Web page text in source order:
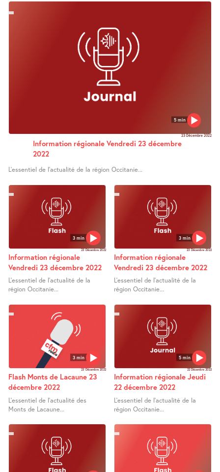
5 min
23 Décembre 2022
Information régionale Vendredi 23 décembre
2022
L’essentiel de l’actualité de la région Occitanie...
3 min
23 Décembre 2022
Information régionale
Vendredi 23 décembre 2022
L’essentiel de l’actualité de la
région Occitanie...
3 min
23 Décembre 2022
Information régionale
Vendredi 23 décembre 2022
L’essentiel de l’actualité de la
région Occitanie...
3 min
23 Décembre 2022
Flash Monts de Lacaune 23
décembre 2022
L’essentiel de l’actualité des
Monts de Lacaune...
5 min
22 Décembre 2022
Information régionale Jeudi
22 décembre 2022
L’essentiel de l’actualité de la
région Occitanie...